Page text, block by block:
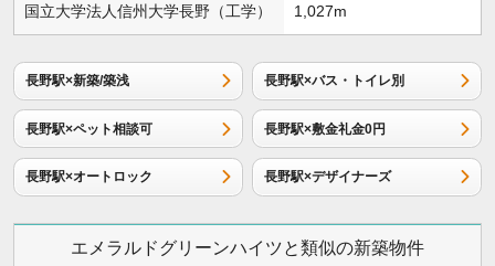
国立大学法人信州大学長野（工学） 1,027m
長野駅×新築/築浅 長野駅×バス・トイレ別
長野駅×ペット相談可 長野駅×敷金礼金0円
長野駅×オートロック 長野駅×デザイナーズ
エメラルドグリーンハイツと類似の新築物件